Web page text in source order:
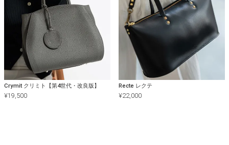
Crymit クリミト【第4世代・改良版】
¥19,500
Recte レクテ
¥22,000